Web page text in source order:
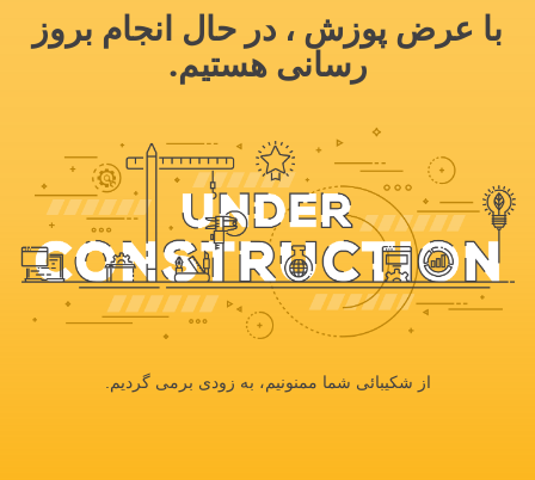
با عرض پوزش ، در حال انجام بروز
رسانی هستیم.
از شکیبائی شما ممنونیم، به زودی برمی گردیم.